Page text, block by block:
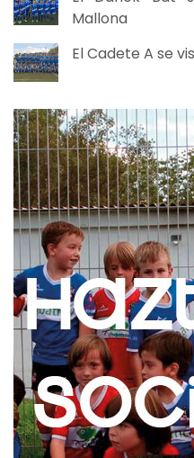
Mallona
El Cadete A se